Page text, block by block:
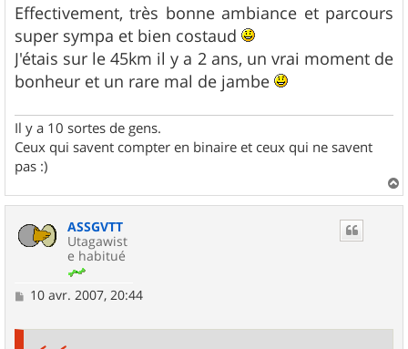
s
s
a
g
e
Effectivement, très bonne ambiance et parcours
super sympa et bien costaud
J'étais sur le 45km il y a 2 ans, un vrai moment de
bonheur et un rare mal de jambe
Il y a 10 sortes de gens.
Ceux qui savent compter en binaire et ceux qui ne savent
pas :)
a
ASSGVTT
Utagawist
e habitué
M10 avr. 2007, 20:44